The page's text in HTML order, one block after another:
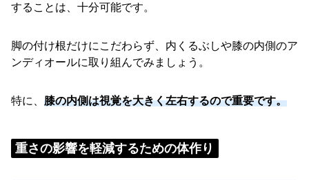
することは、十分可能です。
脚の付け根だけにこだわらず、内くるぶしや膝の内側のア
ンディオールに取り組んでみましょう。
特に、 膝の内側は視覚を大きく左右するので重要です。
重さの影響を軽減するための体作り